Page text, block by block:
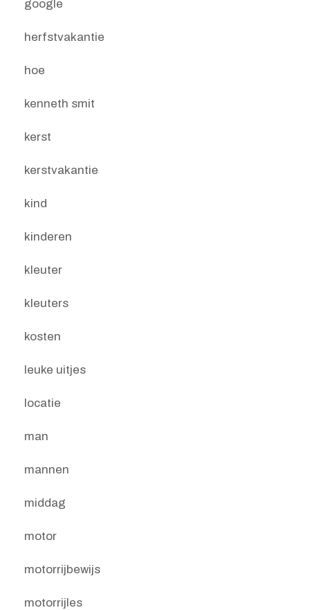
google
herfstvakantie
hoe
kenneth smit
kerst
kerstvakantie
kind
kinderen
kleuter
kleuters
kosten
leuke uitjes
locatie
man
mannen
middag
motor
motorrijbewijs
motorrijles